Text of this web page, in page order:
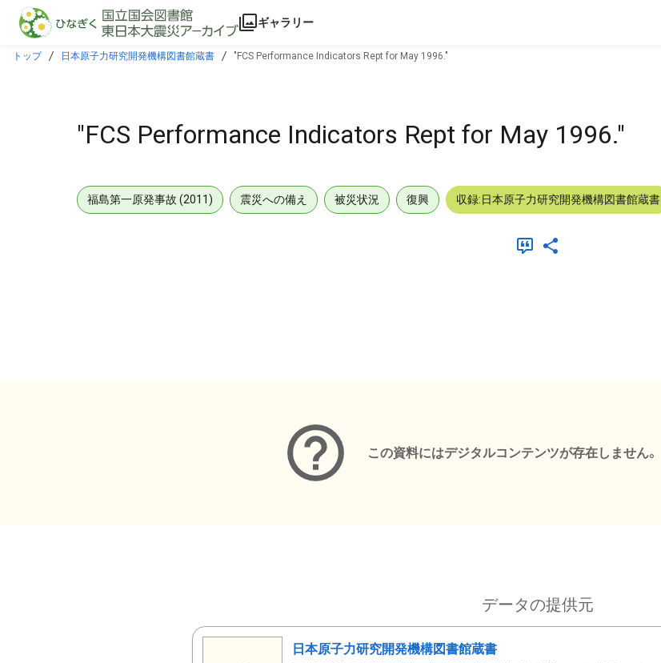
本文に飛ぶ
ギャラリー
トップ 日本原子力研究開発機構図書館蔵書 "FCS Performance Indicators Rept for May 1996."
"FCS Performance Indicators Rept for May 1996."
福島第一原発事故 (2011) 震災への備え 被災状況 復興 収録:日本原子力研究開発機構図書館蔵書
この資料にはデジタルコンテンツが存在しません。
データの提供元
日本原子力研究開発機構図書館蔵書